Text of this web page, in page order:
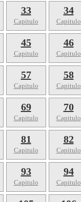
33
Capitulo
34
Capitulo
45
Capitulo
46
Capitulo
57
Capitulo
58
Capitulo
69
Capitulo
70
Capitulo
81
Capitulo
82
Capitulo
93
Capitulo
94
Capitulo